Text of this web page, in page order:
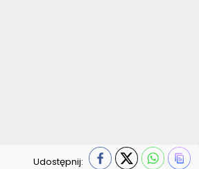
Udostępnij: